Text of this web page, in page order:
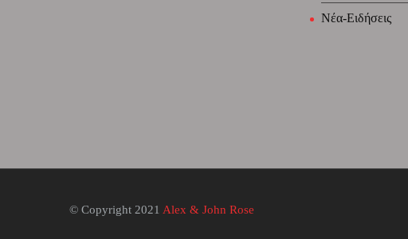
Νέα-Ειδήσεις
© Copyright 2021 Alex & John Rose